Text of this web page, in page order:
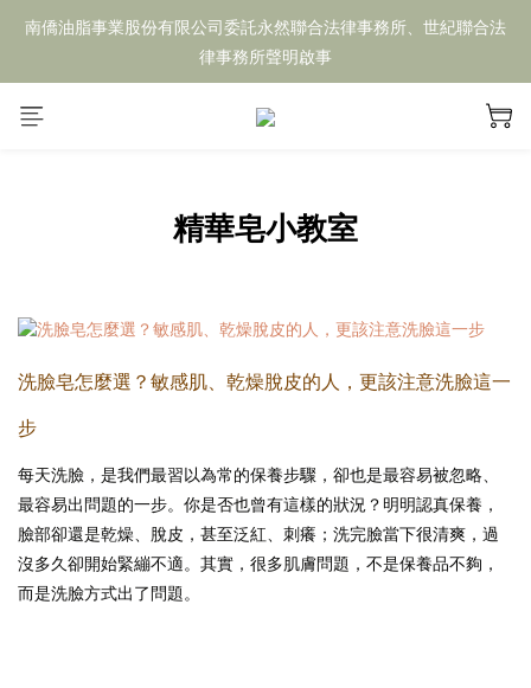
南僑油脂事業股份有限公司委託永然聯合法律事務所、世紀聯合法
律事務所聲明啟事
精華皂小教室
洗臉皂怎麼選？敏感肌、乾燥脫皮的人，更該注意洗臉這一
步
每天洗臉，是我們最習以為常的保養步驟，卻也是最容易被忽略、
最容易出問題的一步。你是否也曾有這樣的狀況？明明認真保養，
臉部卻還是乾燥、脫皮，甚至泛紅、刺癢；洗完臉當下很清爽，過
沒多久卻開始緊繃不適。其實，很多肌膚問題，不是保養品不夠，
而是洗臉方式出了問題。